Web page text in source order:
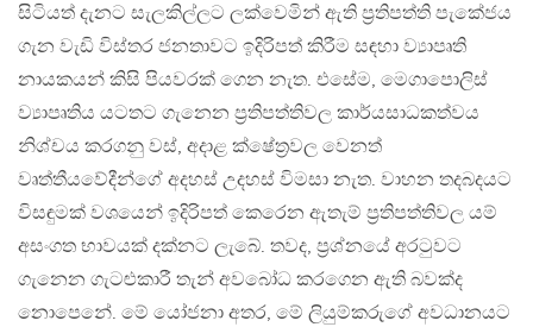
සිටියත් දැනට සැලකිල්ලට ලක්වෙමින් ඇති ප‍්‍රතිපත්ති පැකේජය
ගැන වැඩි විස්තර ජනතාවට ඉදිරිපත් කිරීම සඳහා ව්‍යාපෘති
නායකයන් කිසි පියවරක් ගෙන නැත. එසේම, මෙගාපොලිස්
ව්‍යාපෘතිය යටතට ගැනෙන ප‍්‍රතිපත්තිවල කාර්යසාධකත්වය
නිශ්චය කරගනු වස්, අදාළ ක්ෂේත‍්‍රවල වෙනත්
වෘත්තීයවේදීන්ගේ අදහස් උදහස් විමසා නැත. වාහන තදබදයට
විසඳුමක් වශයෙන් ඉදිරිපත් කෙරෙන ඇතැම් ප‍්‍රතිපත්තිවල යම්
අසංගත භාවයක් දක්නට ලැබේ. තවද, ප‍්‍රශ්නයේ අරටුවට
ගැනෙන ගැටළුකාරී තැන් අවබෝධ කරගෙන ඇති බවක්ද
නොපෙනේ. මේ යෝජනා අතර, මේ ලියුම්කරුගේ අවධානයට